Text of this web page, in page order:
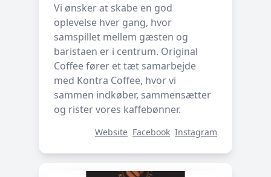
Vi ønsker at skabe en god
oplevelse hver gang, hvor
samspillet mellem gæsten og
baristaen er i centrum. Original
Coffee fører et tæt samarbejde
med Kontra Coffee, hvor vi
sammen indkøber, sammensætter
og rister vores kaffebønner.
Website Facebook Instagram